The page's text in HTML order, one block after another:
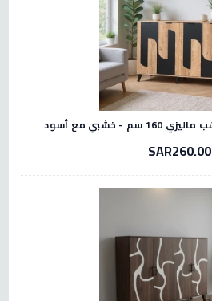
SAR260.00